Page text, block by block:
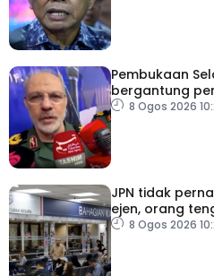
Pembukaan
bergantung
AS – IRGC
8 Ogos 2026
JPN tidak
ejen, orang
dokumentasi
8 Ogos 2026